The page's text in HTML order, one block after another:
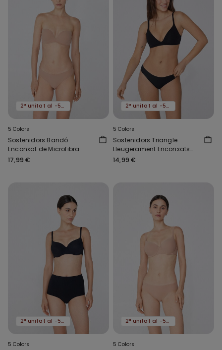
2ª unitat al -50%
5 Colors
Sostenidors Bandó
Enconxat de Microfibra
Reciclada New York
17,99 €
2ª unitat al -50%
5 Colors
Sostenidors Triangle
Lleugerament Enconxats
Cotó Ecològic London
14,99 €
2ª unitat al -50%
5 Colors
2ª unitat al -50%
5 Colors